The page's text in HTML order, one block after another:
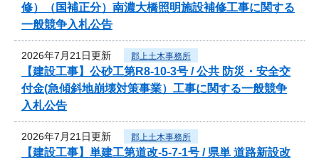
修）（国補正分）南濃大橋照明施設補修工事に関する
一般競争入札公告
2026年7月21日更新 郡上土木事務所
【建設工事】公砂工第R8-10-3号 / 公共 防災・安全交
付金(急傾斜地崩壊対策事業）工事に関する一般競争
入札公告
2026年7月21日更新 郡上土木事務所
【建設工事】単建工第道改-5-7-1号 / 県単 道路新設改